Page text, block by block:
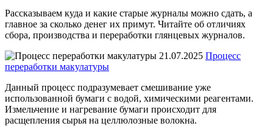
Рассказываем куда и какие старые журналы можно сдать, а
главное за сколько денег их примут. Читайте об отличиях
сбора, производства и переработки глянцевых журналов.
21.07.2025 Процесс
переработки макулатуры
Данный процесс подразумевает смешивание уже
использованной бумаги с водой, химическими реагентами.
Измельчение и нагревание бумаги происходит для
расщепления сырья на целлюлозные волокна.